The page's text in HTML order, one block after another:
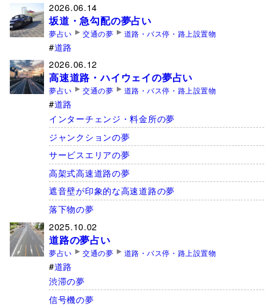
2026.06.14
坂道・急勾配の夢占い
夢占い 交通の夢 道路・バス停・路上設置物
道路
2026.06.12
高速道路・ハイウェイの夢占い
夢占い 交通の夢 道路・バス停・路上設置物
道路
インターチェンジ・料金所の夢
ジャンクションの夢
サービスエリアの夢
高架式高速道路の夢
遮音壁が印象的な高速道路の夢
落下物の夢
2025.10.02
道路の夢占い
夢占い 交通の夢 道路・バス停・路上設置物
道路
渋滞の夢
信号機の夢